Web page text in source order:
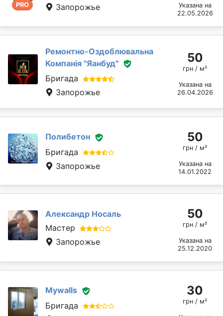
PRO
Запорожье
Указана на
22.05.2026
Ремонтно-Оздоблювальна
Компанія "Яанбуд"
Бригада
Запорожье
50
грн / м²
Указана на
26.04.2026
Полибетон
Бригада
Запорожье
50
грн / м²
Указана на
14.01.2022
Александр Носаль
Мастер
Запорожье
50
грн / м²
Указана на
25.12.2020
Mywalls
Бригада
30
грн / м²